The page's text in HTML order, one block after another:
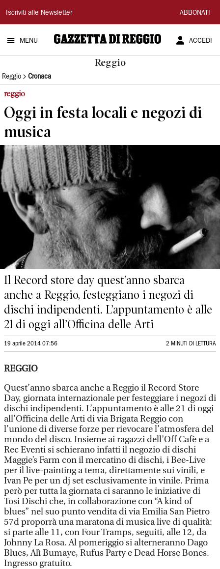
Gazzetta
di
Reggio
Iscriviti alle Newsletter ABBONATI
MENU ACCEDI
Reggio
Reggio Cronaca
reggio
Oggi in festa locali e negozi di
musica
Il Record store day quest’anno sbarca
anche a Reggio, festeggiano i negozi di
dischi indipendenti. L’appuntamento è alle
21 di oggi all’Officina delle Arti
19 aprile 2014 07:56 2 MINUTI DI LETTURA
REGGIO
Quest’anno sbarca anche a Reggio il Record Store
Day, giornata internazionale per festeggiare i negozi di
dischi indipendenti. L’appuntamento è alle 21 di oggi
all’Officina delle Arti di via Brigata Reggio con
l’unione di diverse forze per rievocare l’atmosfera del
mondo del disco. Insieme ai ragazzi dell’Off Cafè e a
Rec Eventi si schierano infatti il negozio di dischi
Maggie’s Farm con il mercatino di dischi, i Bee-Live
per il live-painting a tema, direttamente sui vinili, e
Ivan Pe per un dj set esclusivamente in vinile. Prima
però per tutta la giornata ci saranno le iniziative di
Tosi Dischi che, in collaborazione con “A kind of
blues” nel suo punto vendita di via Emilia San Pietro
57d proporrà una maratona di musica live di qualità:
si parte alle 11, con Four Tramps, seguiti, alle 12, da
Johnny La Rosa. Al pomeriggio si alterneranno Dago
Blues, Alì Bumaye, Rufus Party e Dead Horse Bones.
Ingresso gratuito.